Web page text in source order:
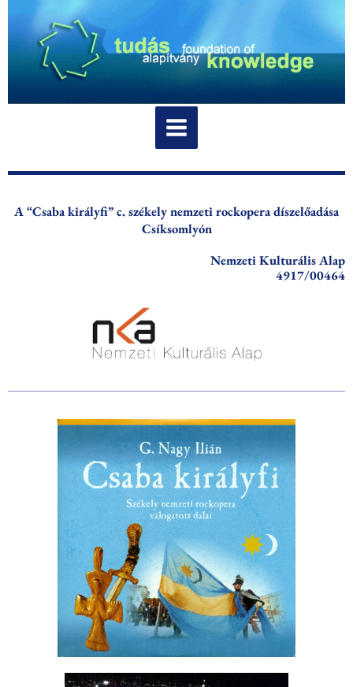
content
A “Csaba királyfi” c. székely nemzeti rockopera díszelőadása
Csíksomlyón
Nemzeti Kulturális Alap
4917/00464